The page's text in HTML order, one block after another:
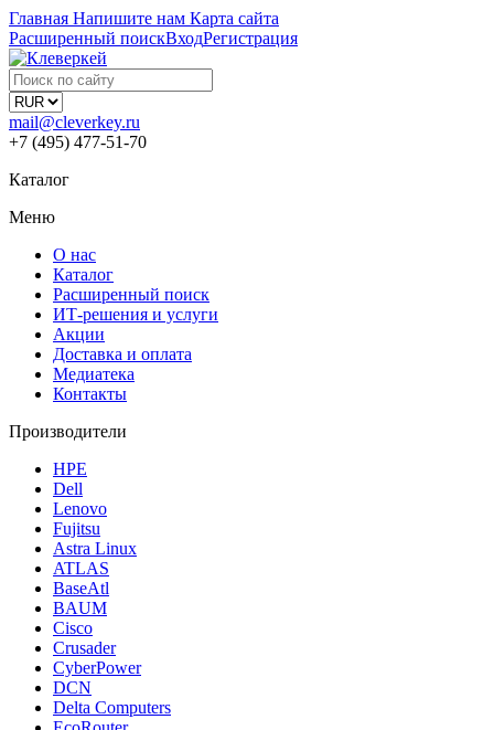
Главная Напишите нам Карта сайта
Расширенный поискВходРегистрация
mail@cleverkey.ru
+7 (495) 477-51-70
Каталог
Меню
О нас
Каталог
Расширенный поиск
ИТ-решения и услуги
Акции
Доставка и оплата
Медиатека
Контакты
Производители
HPE
Dell
Lenovo
Fujitsu
Astra Linux
ATLAS
BaseAtl
BAUM
Cisco
Crusader
CyberPower
DCN
Delta Computers